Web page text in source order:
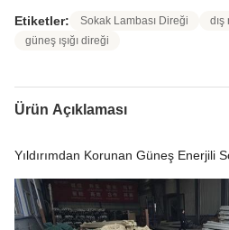
Etiketler: Sokak Lambası Direği
güneş ışığı direği
Ürün Açıklaması
Yıldırımdan Korunan Güneş Enerjili